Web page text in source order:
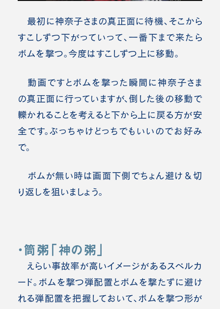
最初に神奈子さまの真正面に待機、そこから
すこしずつ下がっていって、一番下まで来たら
ボムを撃つ。今度はすこしずつ上に移動。
動画ですとボムを撃った瞬間に神奈子さま
の真正面に行っていますが、 倒した後の移動で
轢かれることを考えると下から上に戻る方が安
全です。ぶっちゃけどっちでもいいのでお好み
で。
ボムが無い時は画面下側でちょん避け＆切
り返しを狙いましょう。
・筒粥「神の粥」
えらい事故率が高いイメージがあるスペルカ
ード。 ボムを撃つ弾配置とボムを撃たずに避け
れる弾配置を把握しておいて、ボムを撃つ形が